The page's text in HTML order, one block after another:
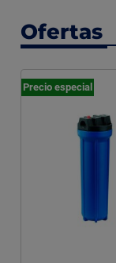
Ofertas
Precio especial